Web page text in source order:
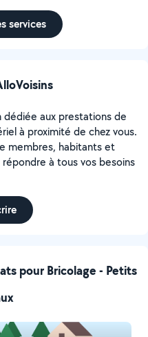
pour Bricolage - Petits
services
dédiée aux prestations de
à proximité de chez vous.
membres, habitants et
à tous vos besoins